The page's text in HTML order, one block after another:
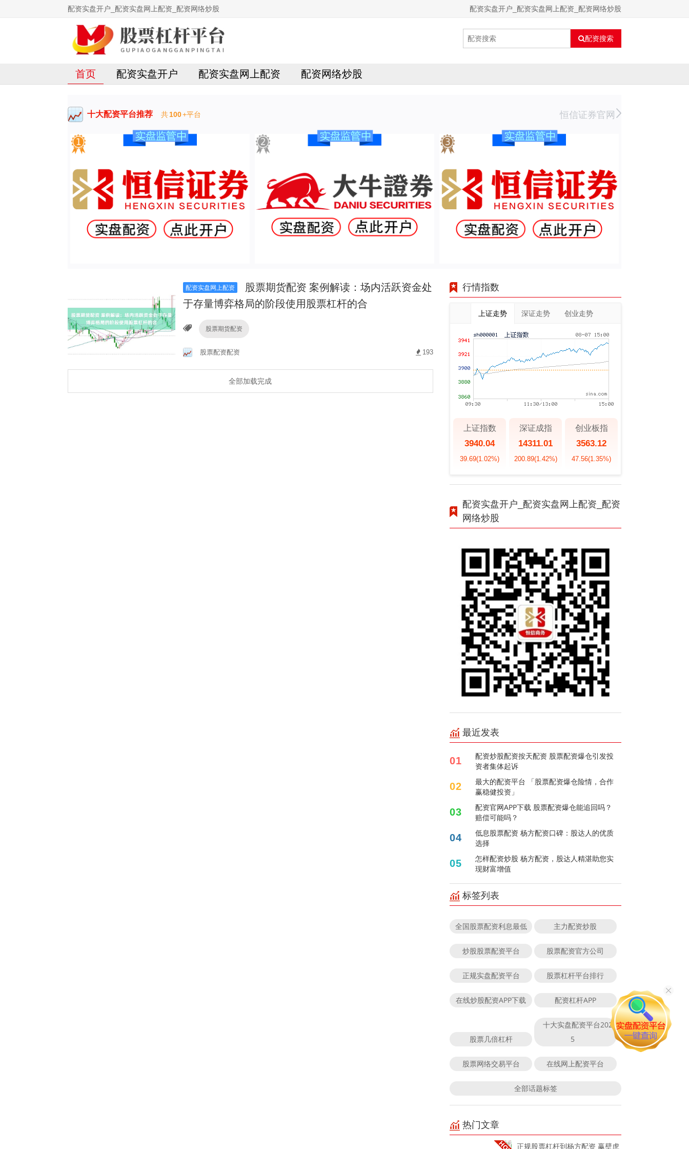
配资实盘开户_配资实盘网上配资_配资网络炒股 配资实盘开户_配资实盘网上配资_配资网络炒股
配资搜索
首页 配资实盘开户 配资实盘网上配资 配资网络炒股
十大配资平台推荐 共100+平台 恒信证券官网
配资实盘网上配资
股票期货配资 案例解读：场内活跃资金处
于存量博弈格局的阶段使用股票杠杆的合
股票期货配资
股票配资配资 193
全部加载完成
行情指数
上证走势 深证走势 创业走势
上证指数
3940.04
39.69(1.02%)
深证成指
14311.01
200.89(1.42%)
创业板指
3563.12
47.56(1.35%)
配资实盘开户_配资实盘网上配资_配资
网络炒股
最近发表
01
配资炒股配资按天配资 股票配资爆仓引发投
资者集体起诉
02
最大的配资平台 「股票配资爆仓险情，合作
赢稳健投资」
03
配资官网APP下载 股票配资爆仓能追回吗？
赔偿可能吗？
04
低息股票配资 杨方配资口碑：股达人的优质
选择
05
怎样配资炒股 杨方配资，股达人精湛助您实
现财富增值
标签列表
全国股票配资利息最低 主力配资炒股
炒股股票配资平台 股票配资官方公司
正规实盘配资平台 股票杠杆平台排行
在线炒股配资APP下载 配资杠杆APP
股票几倍杠杆
十大实盘配资平台202
5
股票网络交易平台 在线网上配资平台
全部话题标签
热门文章
正规股票杠杆到杨方配资 赢壁虎